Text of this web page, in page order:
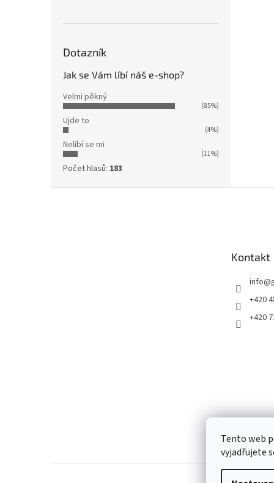
Tento web
vyjadřujete
Dotazník
Jak se Vám líbí náš e-shop?
Velmi pěkný
(85%)
Ujde to
(4%)
Nelíbí se mi
(11%)
Počet hlasů: 183
Kontakt
info@
+420
+420